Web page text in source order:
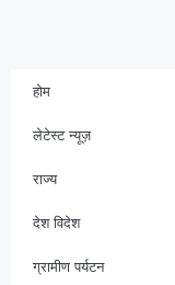
होम
लेटेस्ट न्यूज़
राज्य
देश विदेश
ग्रामीण पर्यटन